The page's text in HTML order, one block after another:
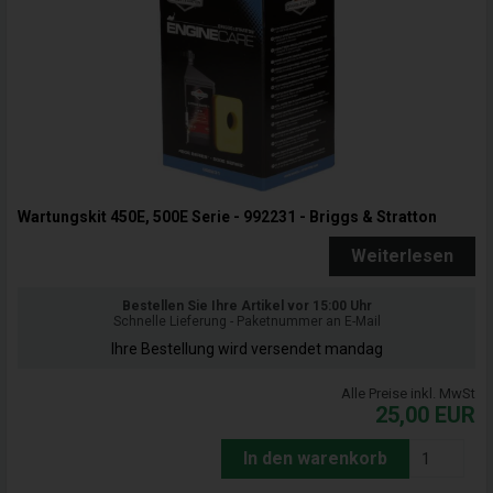
Wartungskit 450E, 500E Serie - 992231 - Briggs & Stratton
Weiterlesen
Bestellen Sie Ihre Artikel vor 15:00 Uhr
Schnelle Lieferung - Paketnummer an E-Mail
Ihre Bestellung wird versendet mandag
Alle Preise inkl. MwSt
25,00 EUR
In den warenkorb